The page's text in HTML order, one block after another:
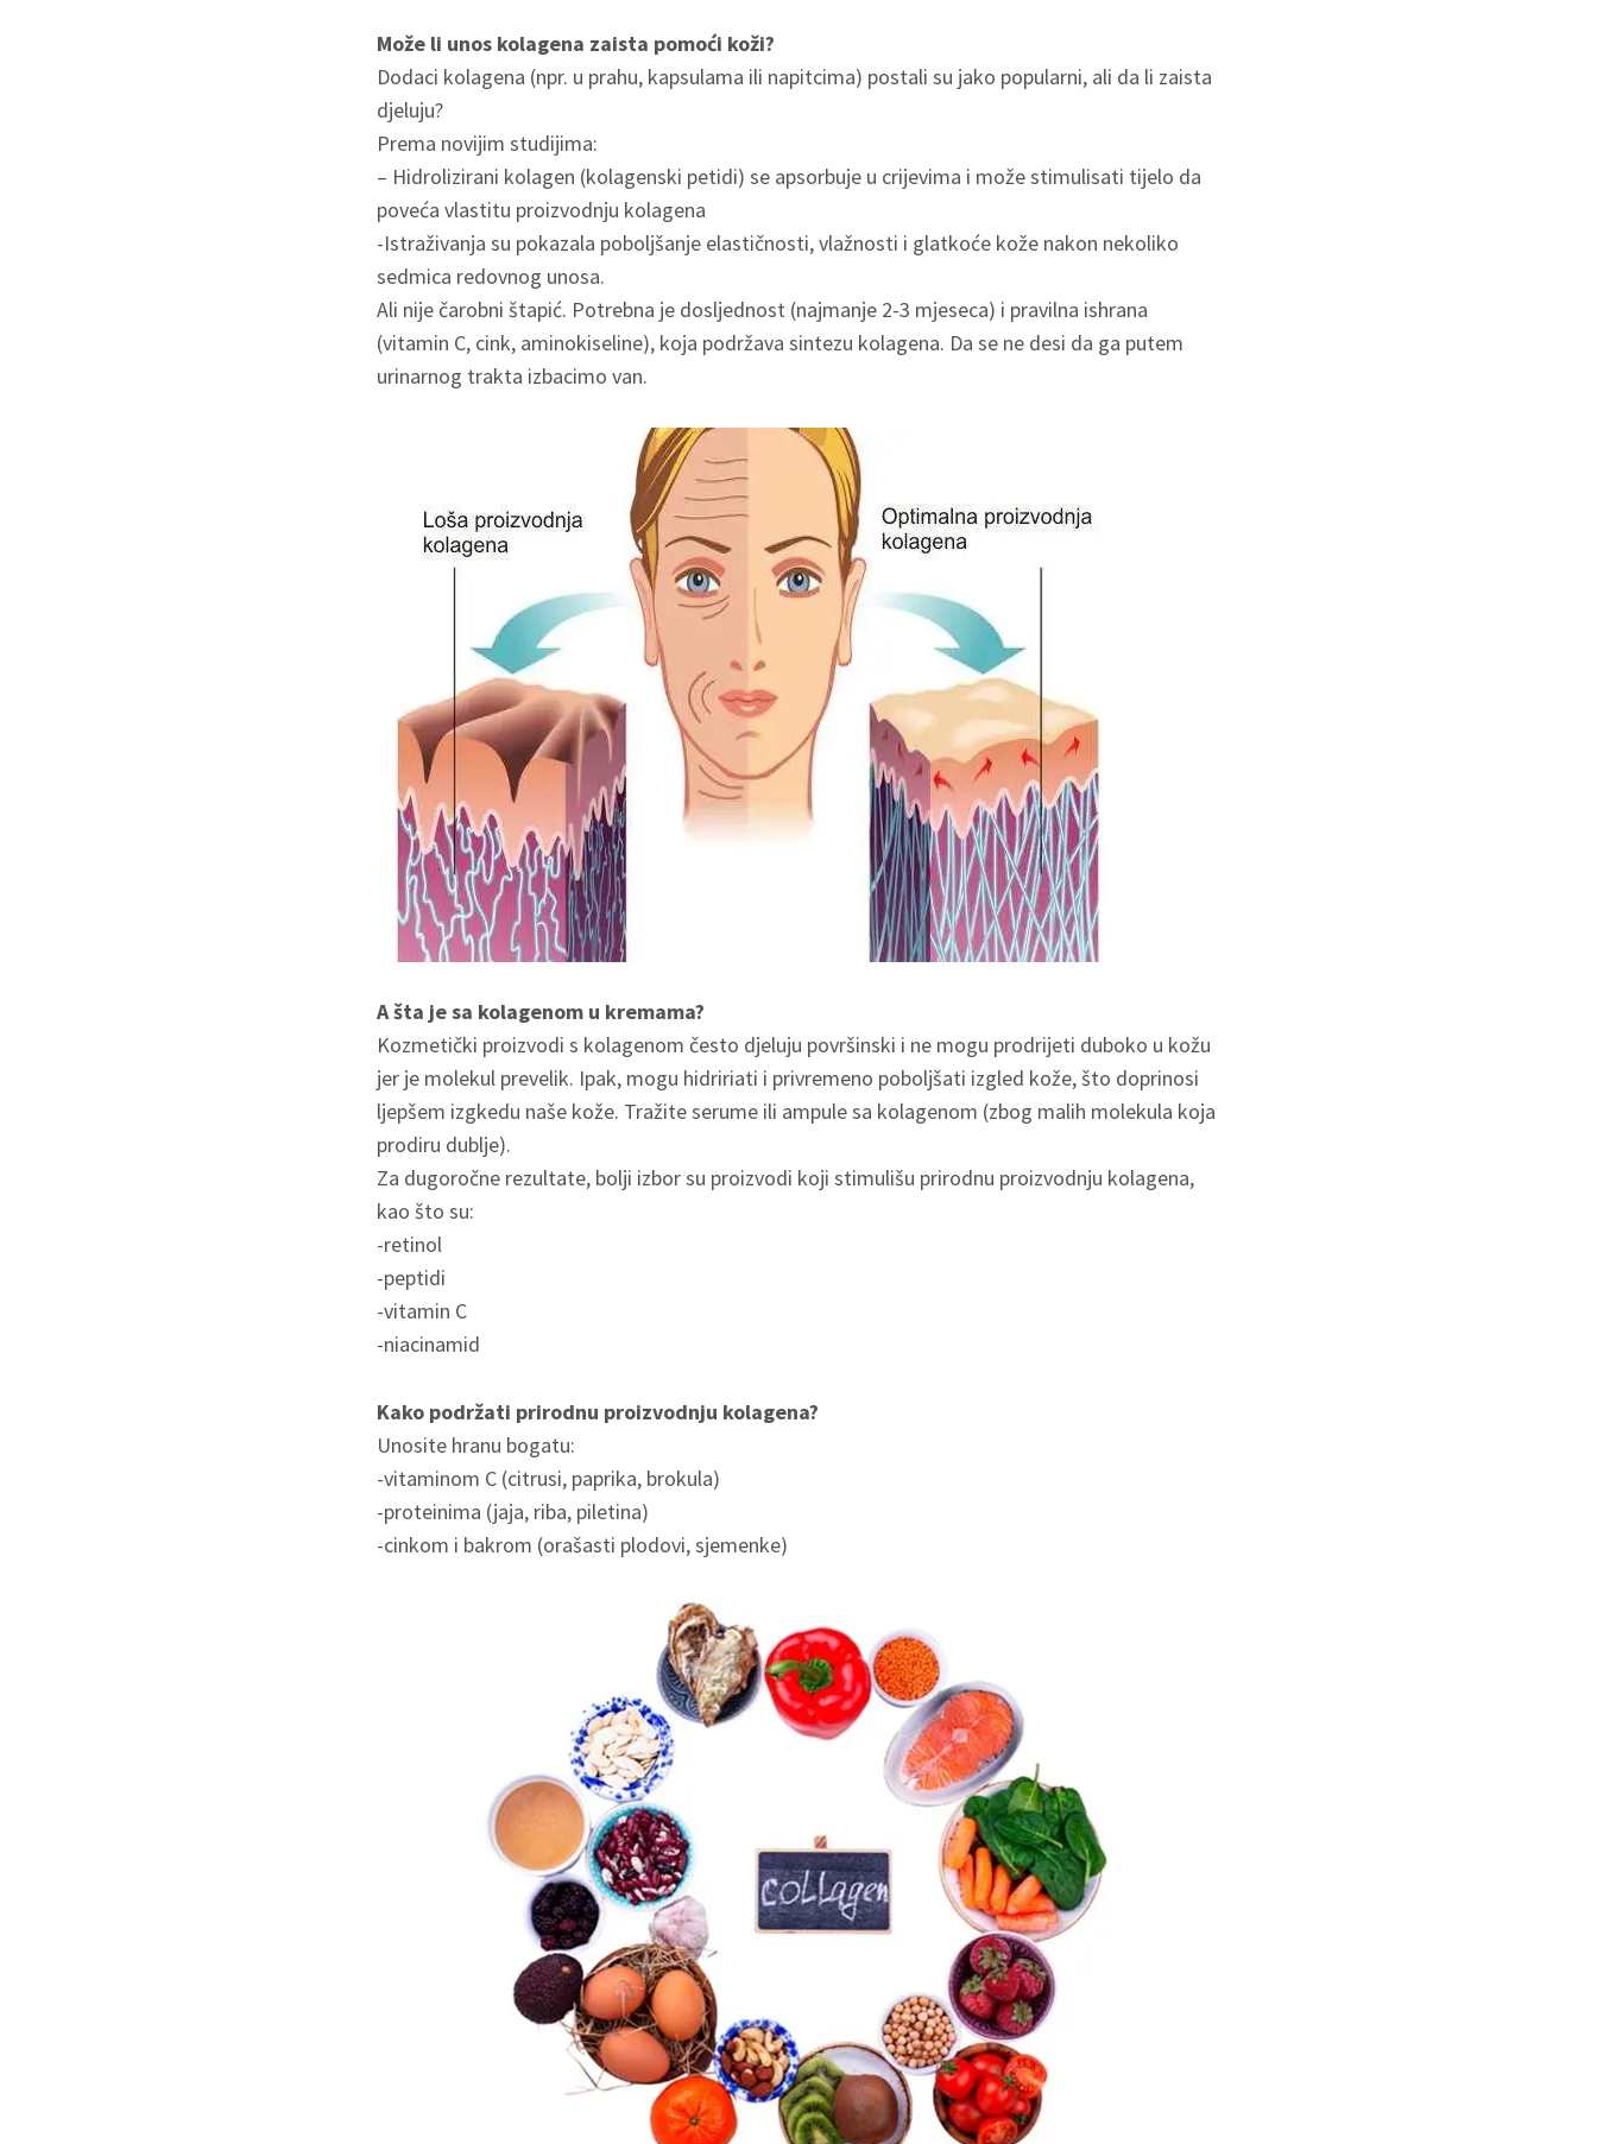
Može li unos kolagena zaista pomoći koži?
Dodaci kolagena (npr. u prahu, kapsulama ili napitcima) postali su jako popularni, ali da li zaista
djeluju?
Prema novijim studijima:
– Hidrolizirani kolagen (kolagenski petidi) se apsorbuje u crijevima i može stimulisati tijelo da
poveća vlastitu proizvodnju kolagena
-Istraživanja su pokazala poboljšanje elastičnosti, vlažnosti i glatkoće kože nakon nekoliko
sedmica redovnog unosa.
Ali nije čarobni štapić. Potrebna je dosljednost (najmanje 2-3 mjeseca) i pravilna ishrana
(vitamin C, cink, aminokiseline), koja podržava sintezu kolagena. Da se ne desi da ga putem
urinarnog trakta izbacimo van.
A šta je sa kolagenom u kremama?
Kozmetički proizvodi s kolagenom često djeluju površinski i ne mogu prodrijeti duboko u kožu
jer je molekul prevelik. Ipak, mogu hidririati i privremeno poboljšati izgled kože, što doprinosi
ljepšem izgkedu naše kože. Tražite serume ili ampule sa kolagenom (zbog malih molekula koja
prodiru dublje).
Za dugoročne rezultate, bolji izbor su proizvodi koji stimulišu prirodnu proizvodnju kolagena,
kao što su:
-retinol
-peptidi
-vitamin C
-niacinamid
Kako podržati prirodnu proizvodnju kolagena?
Unosite hranu bogatu:
-vitaminom C (citrusi, paprika, brokula)
-proteinima (jaja, riba, piletina)
-cinkom i bakrom (orašasti plodovi, sjemenke)